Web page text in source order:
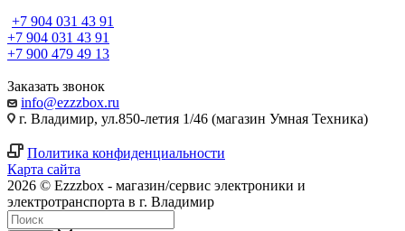
+7 904 031 43 91
+7 904 031 43 91
+7 900 479 49 13
Заказать звонок
info@ezzzbox.ru
г. Владимир, ул.850-летия 1/46 (магазин Умная Техника)
Политика конфиденциальности
Карта сайта
2026 © Ezzzbox - магазин/сервис электроники и
электротранспорта в г. Владимир